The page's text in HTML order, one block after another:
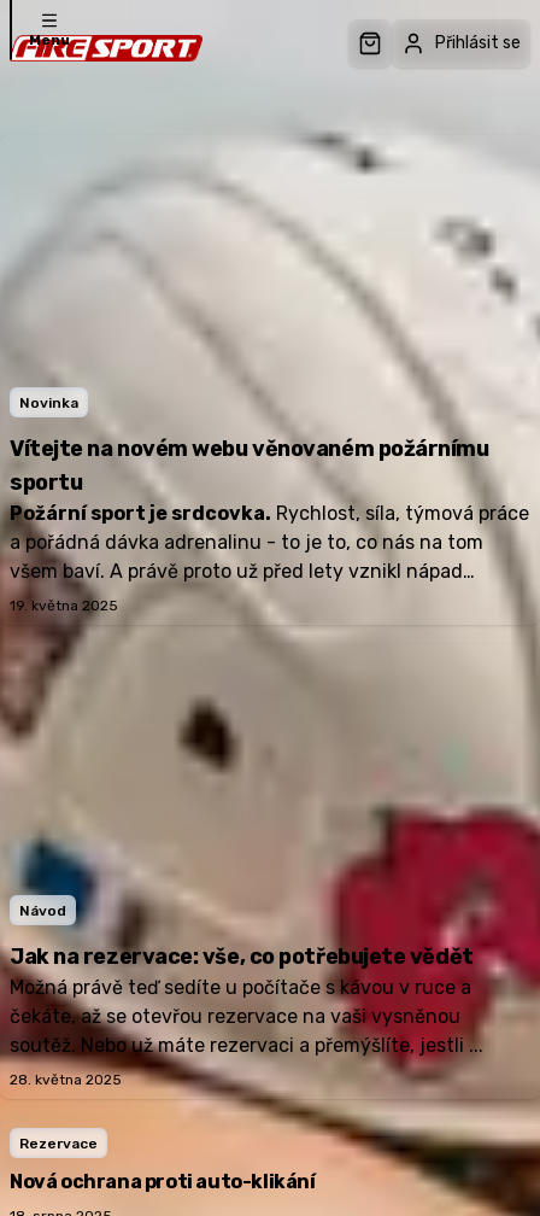
Menu
Firesport.cz E-ShopPřihlásit se
Novinka
Vítejte na novém webu věnovaném požárnímu
sportu
Požární sport je srdcovka. Rychlost, síla, týmová práce
a pořádná dávka adrenalinu - to je to, co nás na tom
všem baví. A právě proto už před lety vznikl nápad
vytvořit web, který by...
19. května 2025
Návod
Jak na rezervace: vše, co potřebujete vědět
Možná právě teď sedíte u počítače s kávou v ruce a
čekáte, až se otevřou rezervace na vaši vysněnou
soutěž. Nebo už máte rezervaci a přemýšlíte, jestli ...
28. května 2025
Rezervace
Nová ochrana proti auto-klikání